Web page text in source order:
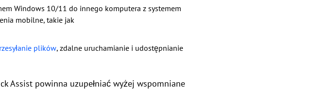
Windows 10/11 do innego komputera z systemem
mobilne, takie jak
plików, zdalne uruchamianie i udostępnianie
Assist powinna uzupełniać wyżej wspomniane